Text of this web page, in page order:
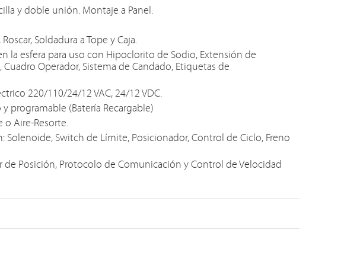
y doble unión. Montaje a Panel.
Soldadura a Tope y Caja.
la esfera para uso con Hipoclorito de Sodio, Extensión de
Cuadro Operador, Sistema de Candado, Etiquetas de
220/110/24/12 VAC, 24/12 VDC.
programable (Batería Recargable)
Aire-Resorte.
Solenoide, Switch de Límite, Posicionador, Control de Ciclo, Freno
de Posición, Protocolo de Comunicación y Control de Velocidad